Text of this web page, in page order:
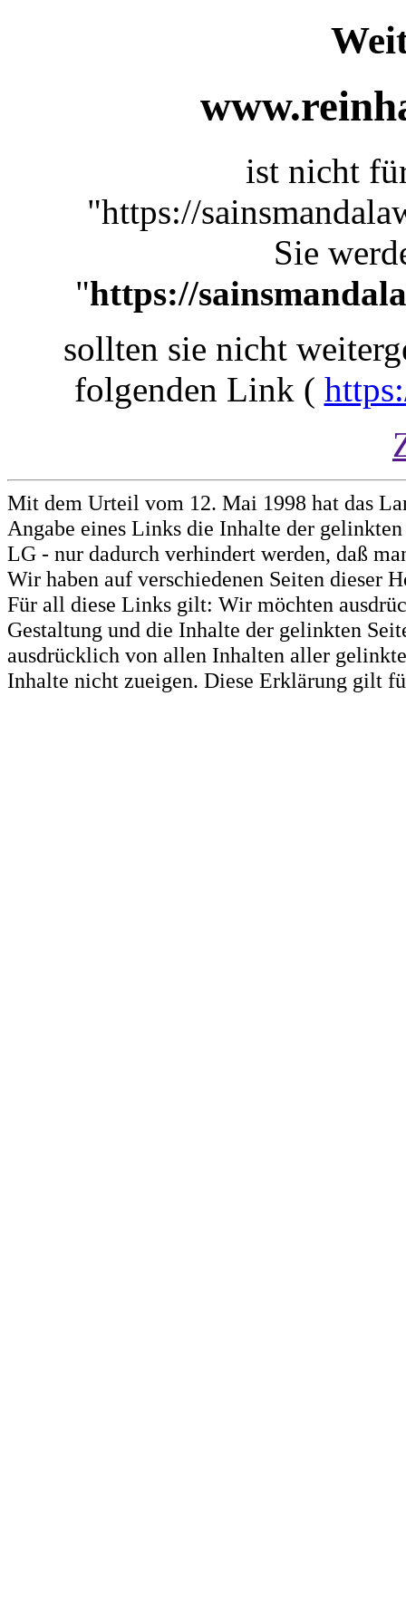
ist nicht
"https://
Sie
"https://
sollten sie nicht
folgenden Link (
Mit dem Urteil vom 12. Mai 1998 hat das
Angabe eines Links die Inhalte der
LG - nur dadurch verhindert werden, daß
Wir haben auf verschiedenen Seiten dieser
Für all diese Links gilt: Wir möchten
Gestaltung und die Inhalte der gelinkten
ausdrücklich von allen Inhalten aller
Inhalte nicht zueigen. Diese Erklärung gilt